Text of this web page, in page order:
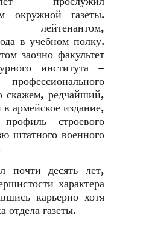
окружной газеты.
лейтенантом,
в учебном полку.
заочно факультет
института –
скажем, редчайший,
армейское издание,
строевого
штатного военного
почти десять лет,
характера
карьерно хотя
отдела газеты.